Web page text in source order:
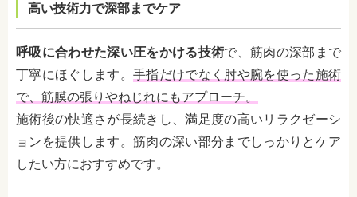
高い技術力で深部までケア
呼吸に合わせた深い圧をかける技術で、筋肉の深部まで
丁寧にほぐします。 手指だけでなく肘や腕を使った施術
で、筋膜の張りやねじれにもアプローチ。
施術後の快適さが長続きし、満足度の高いリラクゼーシ
ョンを提供します。筋肉の深い部分までしっかりとケア
したい方におすすめです。